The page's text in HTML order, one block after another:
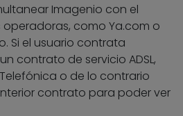
Imagenio con el
operadoras, como Ya.com o
Si el usuario contrata
contrato de servicio ADSL,
o de lo contrario
contrato para poder ver